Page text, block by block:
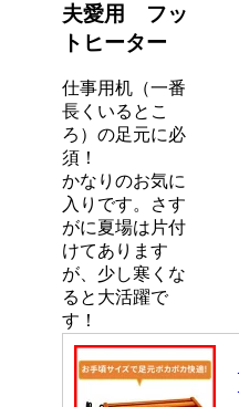
夫愛用 フッ
トヒーター
仕事用机（一番
長くいるとこ
ろ）の足元に必
須！
かなりのお気に
入りです。さす
がに夏場は片付
けてあります
が、少し寒くな
ると大活躍で
す！